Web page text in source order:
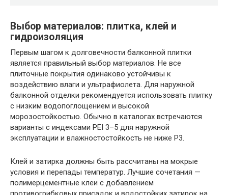
Выбор материалов: плитка, клей и
гидроизоляция
Первым шагом к долговечности балконной плитки
является правильный выбор материалов. Не все
плиточные покрытия одинаково устойчивы к
воздействию влаги и ультрафиолета. Для наружной
балконной отделки рекомендуется использовать плитку
с низким водопоглощением и высокой
морозостойкостью. Обычно в каталогах встречаются
варианты с индексами PEI 3–5 для наружной
эксплуатации и влажностостойкость не ниже P3.
Клей и затирка должны быть рассчитаны на мокрые
условия и перепады температур. Лучшие сочетания —
полимерцементные клеи с добавлением